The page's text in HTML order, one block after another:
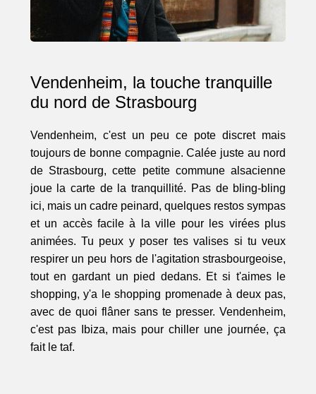
Vendenheim, la touche tranquille
du nord de Strasbourg
Vendenheim, c'est un peu ce pote discret mais
toujours de bonne compagnie. Calée juste au nord
de Strasbourg, cette petite commune alsacienne
joue la carte de la tranquillité. Pas de bling-bling
ici, mais un cadre peinard, quelques restos sympas
et un accès facile à la ville pour les virées plus
animées. Tu peux y poser tes valises si tu veux
respirer un peu hors de l'agitation strasbourgeoise,
tout en gardant un pied dedans. Et si t'aimes le
shopping, y'a le shopping promenade à deux pas,
avec de quoi flâner sans te presser. Vendenheim,
c'est pas Ibiza, mais pour chiller une journée, ça
fait le taf.